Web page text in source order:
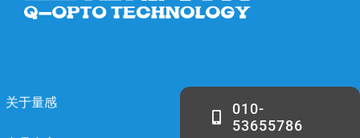
关于量感
010-
53655786